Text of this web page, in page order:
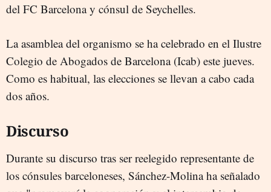
del FC Barcelona y cónsul de Seychelles.
La asamblea del organismo se ha celebrado en el Ilustre
Colegio de Abogados de Barcelona (Icab) este jueves.
Como es habitual, las elecciones se llevan a cabo cada
dos años.
Discurso
Durante su discurso tras ser reelegido representante de
los cónsules barceloneses, Sánchez-Molina ha señalado